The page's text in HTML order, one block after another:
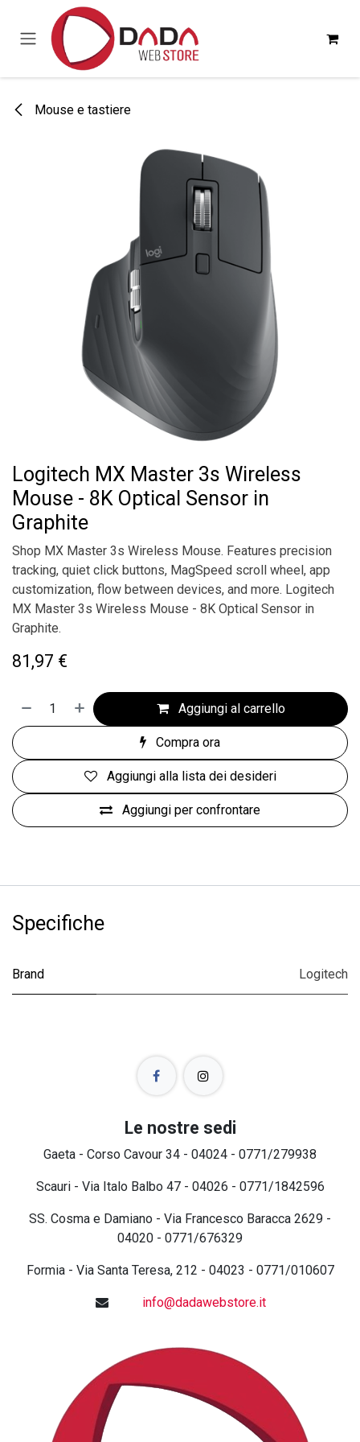
Passa al contenuto
Mouse e tastiere
Logitech MX Master 3s Wireless
Mouse - 8K Optical Sensor in
Graphite
Shop MX Master 3s Wireless Mouse. Features precision
tracking, quiet click buttons, MagSpeed scroll wheel, app
customization, flow between devices, and more. Logitech
MX Master 3s Wireless Mouse - 8K Optical Sensor in
Graphite.
81,97 €
Aggiungi al carrello
Compra ora
Aggiungi per confrontare
Aggiungi alla lista dei desideri
Specifiche
Brand Logitech
Le nostre sedi
Gaeta - Corso Cavour 34 - 04024 - 0771/279938
Scauri - Via Italo Balbo 47 - 04026 - 0771/1842596
SS. Cosma e Damiano - Via Francesco Baracca 2629 -
04020 - 0771/676329
Formia - Via Santa Teresa, 212 - 04023 - 0771/010607
info@dadawebstore.it